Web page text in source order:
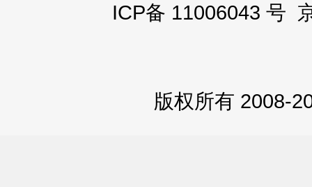
ICP备 11006043 号
版权所有 2008-